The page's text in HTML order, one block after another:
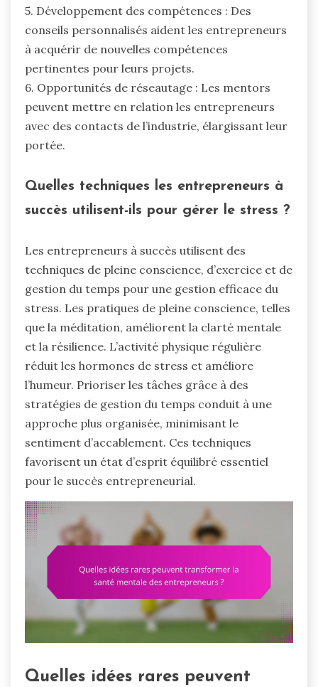
5. Développement des compétences : Des
conseils personnalisés aident les entrepreneurs
à acquérir de nouvelles compétences
pertinentes pour leurs projets.
6. Opportunités de réseautage : Les mentors
peuvent mettre en relation les entrepreneurs
avec des contacts de l’industrie, élargissant leur
portée.
Quelles techniques les entrepreneurs à
succès utilisent-ils pour gérer le stress ?
Les entrepreneurs à succès utilisent des
techniques de pleine conscience, d’exercice et de
gestion du temps pour une gestion efficace du
stress. Les pratiques de pleine conscience, telles
que la méditation, améliorent la clarté mentale
et la résilience. L’activité physique régulière
réduit les hormones de stress et améliore
l’humeur. Prioriser les tâches grâce à des
stratégies de gestion du temps conduit à une
approche plus organisée, minimisant le
sentiment d’accablement. Ces techniques
favorisent un état d’esprit équilibré essentiel
pour le succès entrepreneurial.
Quelles idées rares peuvent